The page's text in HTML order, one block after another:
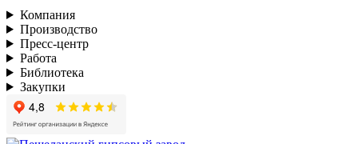
Компания
Производство
Пресс-центр
Работа
Библиотека
Закупки